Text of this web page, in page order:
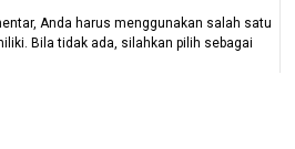
Anda harus menggunakan salah satu
Bila tidak ada, silahkan pilih sebagai